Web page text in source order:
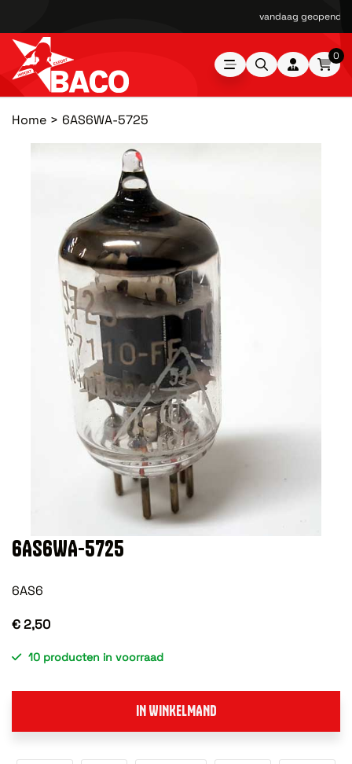
vandaag geopend
0
Home 6AS6WA-5725
6AS6WA-5725
6AS6
€ 2,50
10 producten in voorraad
IN WINKELMAND